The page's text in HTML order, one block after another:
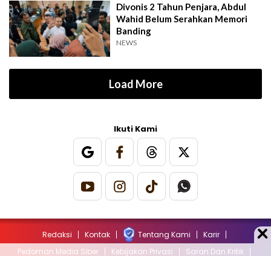
Divonis 2 Tahun Penjara, Abdul
Wahid Belum Serahkan Memori
Banding
NEWS
Load More
Ikuti Kami
Redaksi Kontak Tentang Kami
Karir
Pedoman Media Siber
Kebijakan Privasi Saran Dan Kritik